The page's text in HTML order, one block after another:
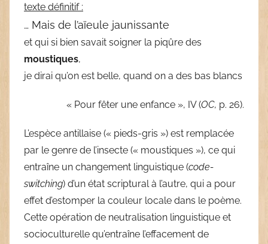
texte définitif :
… Mais de l’aïeule jaunissante
et qui si bien savait soigner la piqûre des
moustiques,
je dirai qu’on est belle, quand on a des bas blancs
« Pour fêter une enfance », IV (OC, p. 26).
L’espèce antillaise (« pieds-gris ») est remplacée
par le genre de l’insecte (« moustiques »), ce qui
entraîne un changement linguistique (code-
switching) d’un état scriptural à l’autre, qui a pour
effet d’estomper la couleur locale dans le poème.
Cette opération de neutralisation linguistique et
socioculturelle qu’entraîne l’effacement de